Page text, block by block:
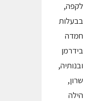
לקפה,
בבעלות
חמדה
בידרמן
ובנותיה,
שרון,
הילה